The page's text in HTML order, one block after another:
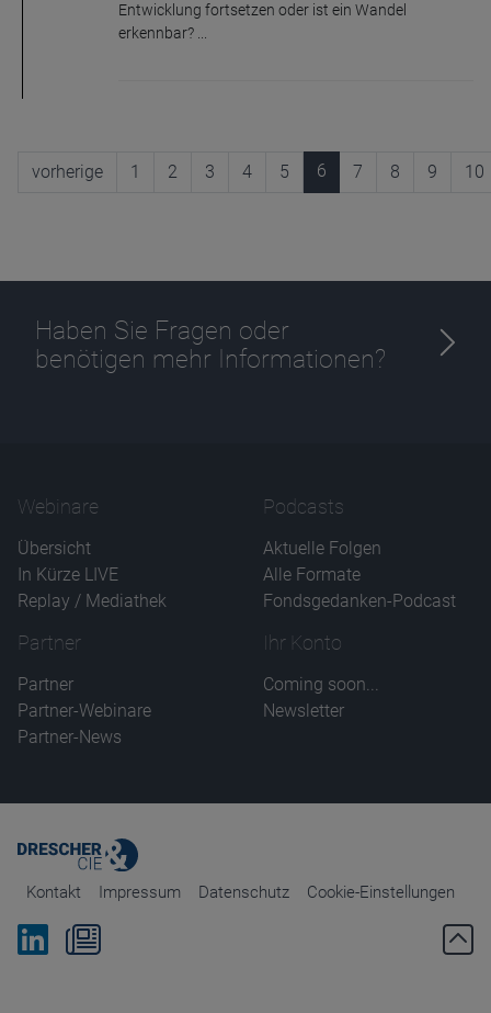
Entwicklung fortsetzen oder ist ein Wandel
erkennbar? ...
vorherige 1 2 3 4 5 6 7 8 9 10
Haben Sie Fragen oder
benötigen mehr Informationen?
Webinare
Übersicht
In Kürze LIVE
Replay / Mediathek
Podcasts
Aktuelle Folgen
Alle Formate
Fondsgedanken-Podcast
Partner
Partner
Partner-Webinare
Partner-News
Ihr Konto
Coming soon...
Newsletter
Kontakt Impressum Datenschutz Cookie-Einstellungen
Bei Linkedin folgen
Zum Newsletter anmelden